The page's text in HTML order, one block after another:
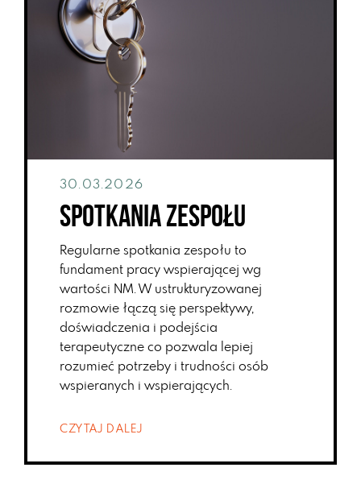
30.03.2026
Spotkania zespołu
Regularne spotkania zespołu to
fundament pracy wspierającej wg
wartości NM. W ustrukturyzowanej
rozmowie łączą się perspektywy,
doświadczenia i podejścia
terapeutyczne co pozwala lepiej
rozumieć potrzeby i trudności osób
wspieranych i wspierających.
CZYTAJ DALEJ